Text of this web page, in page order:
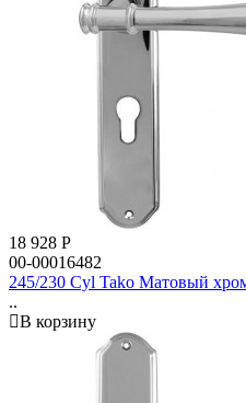
18 928 Р
00-00016482
245/230 Cyl Tako Матовый
..
В корзину